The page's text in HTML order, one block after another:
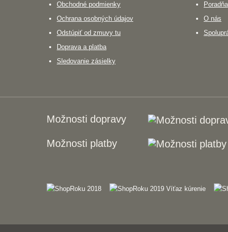
Obchodné podmienky
Ochrana osobných údajov
Odstúpiť od zmuvy tu
Doprava a platba
Sledovanie zásielky
Poradňa
O nás
Možnosti dopravy
Možnosti platby